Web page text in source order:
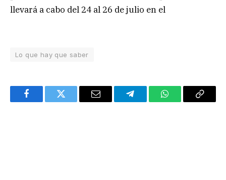
llevará a cabo del 24 al 26 de julio en el
Lo que hay que saber
FacebookTwitter Email TelegramWhatsAppCopy